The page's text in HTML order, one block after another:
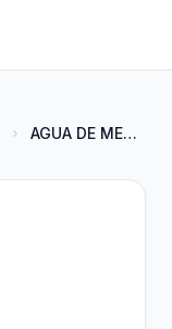
AGUA DE MESA OCEANICA